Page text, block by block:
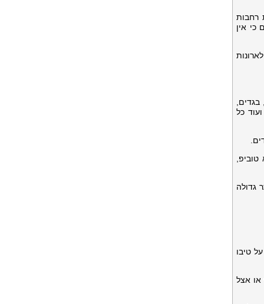
רחבות
כי אין
כל
גדולה
טיבו
או אצל